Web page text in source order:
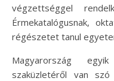
végzettséggel
Érmekatalógusnak,
régészetet tanul
Magyarország
szaküzletéről van